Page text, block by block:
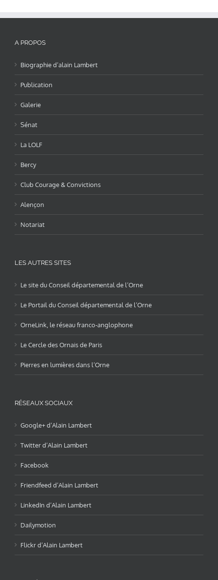
A PROPOS
Biographie d’alain Lambert
Publication
Galerie
Sénat
La LOLF
Bercy
Club Courage & Convictions
Alençon
Notariat
LES AUTRES SITES
Le site du Conseil départemental de l’Orne
Le Portail du Conseil départemental de l’Orne
OrneLink, le réseau franco-anglophone
Le Cercle des Ornais de Paris
Pierres en lumières dans l’Orne
RÉSEAUX SOCIAUX
Google+ d’Alain Lambert
Twitter d’Alain Lambert
Facebook
Friendfeed d’Alain Lambert
LinkedIn d’Alain Lambert
Dailymotion
Flickr d’Alain Lambert